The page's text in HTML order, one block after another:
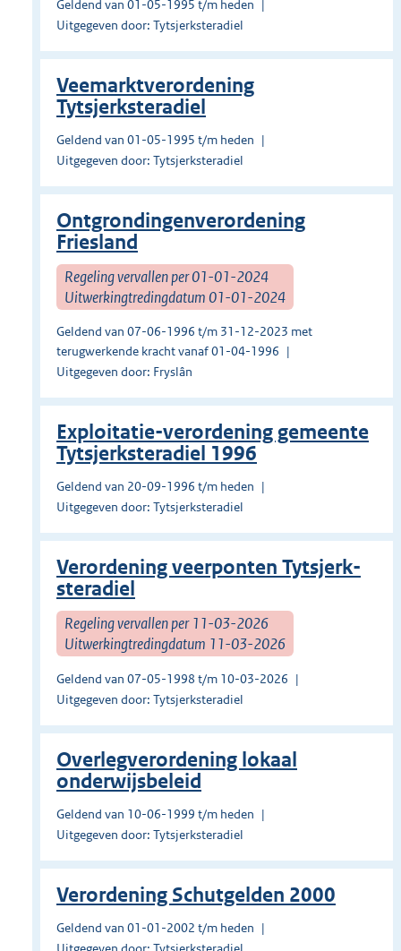
Geldend van 01-05-1995 t/m heden
Uitgegeven door: Tytsjerksteradiel
Veemarktverordening
Tytsjerksteradiel
Geldend van 01-05-1995 t/m heden
Uitgegeven door: Tytsjerksteradiel
Ontgrondingenverordening
Friesland
Regeling vervallen per 01-01-2024
Uitwerkingtredingdatum 01-01-2024
Geldend van 07-06-1996 t/m 31-12-2023 met
terugwerkende kracht vanaf 01-04-1996
Uitgegeven door: Fryslân
Exploitatie-verordening gemeente
Tytsjerksteradiel 1996
Geldend van 20-09-1996 t/m heden
Uitgegeven door: Tytsjerksteradiel
Verordening veerponten Tytsjerk­
stera­diel
Regeling vervallen per 11-03-2026
Uitwerkingtredingdatum 11-03-2026
Geldend van 07-05-1998 t/m 10-03-2026
Uitgegeven door: Tytsjerksteradiel
Overlegverordening lokaal
onderwijsbeleid
Geldend van 10-06-1999 t/m heden
Uitgegeven door: Tytsjerksteradiel
Verordening Schutgelden 2000
Geldend van 01-01-2002 t/m heden